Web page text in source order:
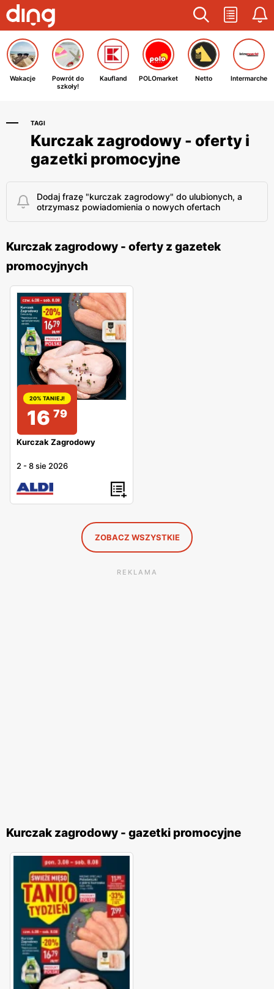
Wakacje
Powrót do
szkoły!
Kaufland POLOmarket Netto Intermarche
TAGI
Kurczak zagrodowy - oferty i
gazetki promocyjne
Dodaj frazę "kurczak zagrodowy" do ulubionych, a
otrzymasz powiadomienia o nowych ofertach
Kurczak zagrodowy - oferty z gazetek
promocyjnych
20% TANIEJ!
16 79
Kurczak Zagrodowy
2 -8 sie 2026
ZOBACZ WSZYSTKIE
REKLAMA
Kurczak zagrodowy - gazetki promocyjne